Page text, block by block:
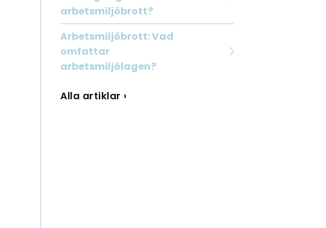
arbetsmiljöbrott?
Arbetsmiljöbrott: Vad
omfattar
arbetsmiljölagen?
Alla artiklar ›